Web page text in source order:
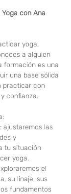
con Ana
yoga,
a alguien
formación es una
una base sólida
practicar con
confianza.
ajustaremos las
y
tu situación
yoga.
el
su linaje, sus
fundamentos